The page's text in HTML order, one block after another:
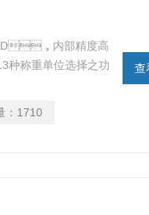
AD，内部精度高
13种称重单位选择之功
： 1710
查